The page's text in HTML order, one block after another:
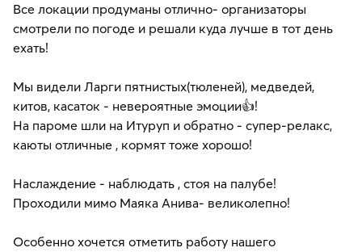
Все локации продуманы отлично- организаторы
смотрели по погоде и решали куда лучше в тот день
ехать!
Мы видели Ларги пятнистых(тюленей), медведей,
китов, касаток - невероятные эмоции👍!
На пароме шли на Итуруп и обратно - супер-релакс,
каюты отличные , кормят тоже хорошо!
Наслаждение - наблюдать , стоя на палубе!
Проходили мимо Маяка Анива- великолепно!
Особенно хочется отметить работу нашего